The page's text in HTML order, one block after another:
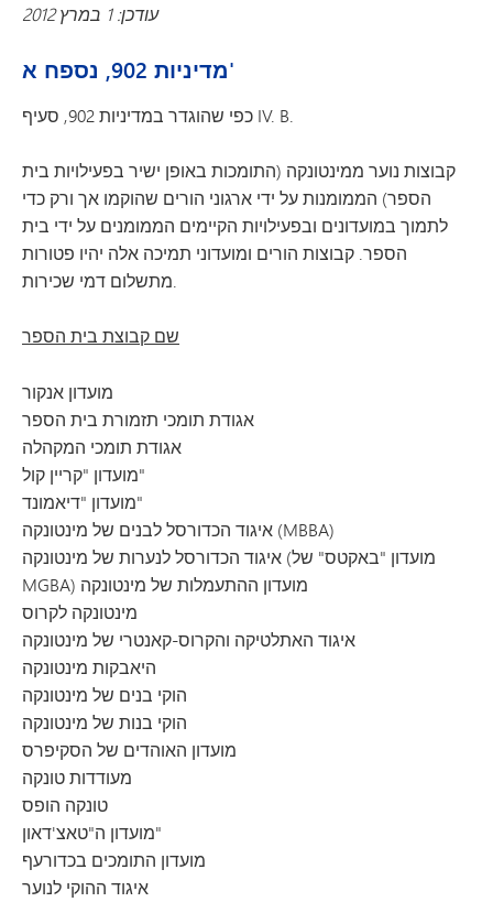
עודכן: 1 במרץ 2012
מדיניות 902, נספח א'
כפי שהוגדר במדיניות 902, סעיף IV. B.
קבוצות נוער ממינטונקה (התומכות באופן ישיר בפעילויות בית
הספר) הממומנות על ידי ארגוני הורים שהוקמו אך ורק כדי
לתמוך במועדונים ובפעילויות הקיימים הממומנים על ידי בית
הספר. קבוצות הורים ומועדוני תמיכה אלה יהיו פטורות
מתשלום דמי שכירות.
שם קבוצת בית הספר
מועדון אנקור
אגודת תומכי תזמורת בית הספר
אגודת תומכי המקהלה
מועדון "קריין קול"
מועדון "דיאמונד"
איגוד הכדורסל לבנים של מינטונקה (MBBA)
איגוד הכדורסל לנערות של מינטונקה (מועדון "באקטס" של
MGBA) מועדון ההתעמלות של מינטונקה
מינטונקה לקרוס
איגוד האתלטיקה והקרוס-קאנטרי של מינטונקה
היאבקות מינטונקה
הוקי בנים של מינטונקה
הוקי בנות של מינטונקה
מועדון האוהדים של הסקיפרס
מעודדות טונקה
טונקה הופס
מועדון ה"טאצ'דאון"
מועדון התומכים בכדורעף
איגוד ההוקי לנוער